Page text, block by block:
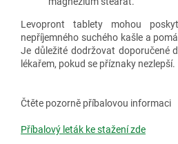
Levopront tablety mohou
nepříjemného suchého kašle a
Je důležité dodržovat doporučené
lékařem, pokud se příznaky nezlepší.
Čtěte pozorně příbalovou informaci
Příbalový leták ke stažení zde